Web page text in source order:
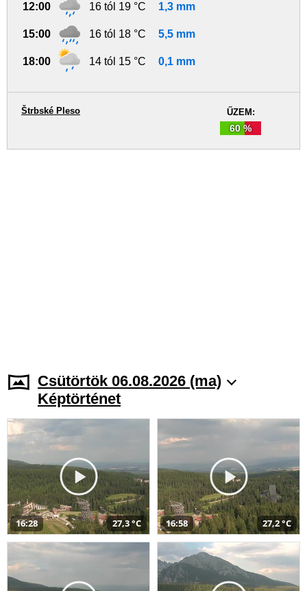
12:00 16 tól 19 °C 1,3 mm
15:00 16 tól 18 °C 5,5 mm
18:00 14 tól 15 °C 0,1 mm
ŰZEM:
60 %
Štrbské Pleso
Csütörtök 06.08.2026 (ma)
Képtörténet
16:28 27,3 °C 16:58 27,2 °C